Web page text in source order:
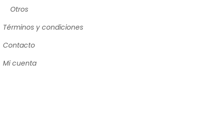
Otros
Términos y condiciones
Contacto
Mi cuenta